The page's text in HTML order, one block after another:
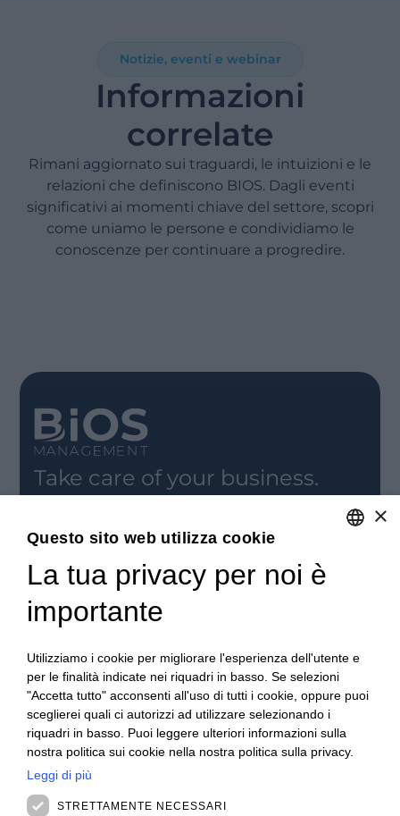
Notizie, eventi e webinar
Informazioni
correlate
Rimani aggiornato sui traguardi, le intuizioni e le
relazioni che definiscono BIOS. Dagli eventi
significativi ai momenti chiave del settore, scopri
come uniamo le persone e condividiamo le
conoscenze per continuare a progredire.
Take care of your business.
aggiornato.
REGISTRATI
CONTATTACI
Contattaci
Posizioni aperte
RIMANI AGGIORNATO
Webinar
Rivedi Webinar
News ed Eventi
Eventi passati
ABOUT US
Clienti
ITALIAN
SPANISH
×
Questo sito web utilizza cookie
La tua privacy per noi è
importante
Utilizziamo i cookie per migliorare l'esperienza dell'utente e
per le finalità indicate nei riquadri in basso. Se selezioni
"Accetta tutto" acconsenti all'uso di tutti i cookie, oppure puoi
sceglierei quali ci autorizzi ad utilizzare selezionando i
riquadri in basso. Puoi leggere ulteriori informazioni sulla
nostra politica sui cookie nella nostra politica sulla privacy.
Leggi di più
STRETTAMENTE NECESSARI